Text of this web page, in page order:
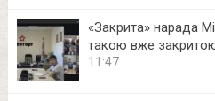
«Закрита» нарада
такою вже
11:47